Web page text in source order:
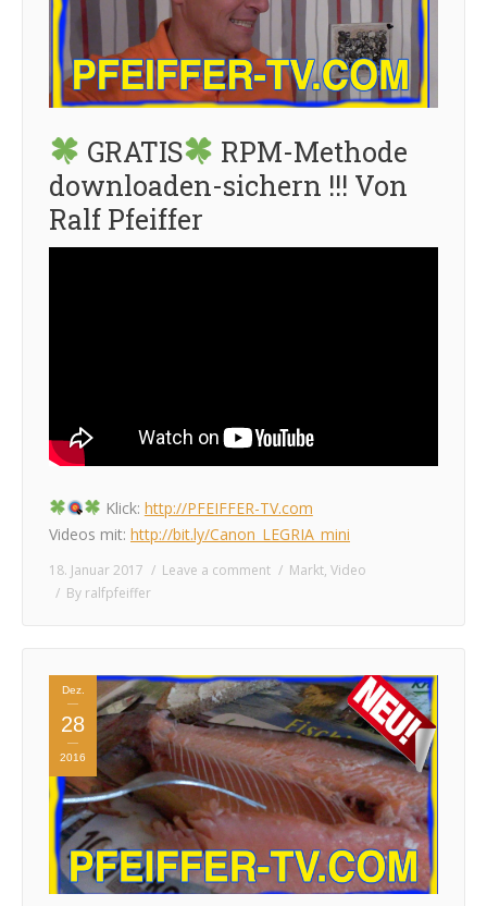
GRATIS
RPM-Methode
downloaden-sichern !!! Von
Ralf Pfeiffer
Klick: http://PFEIFFER-TV.com
Videos mit: http://bit.ly/Canon_LEGRIA_mini
18. Januar 2017 Leave a comment Markt, Video
By ralfpfeiffer
Dez.
28
2016